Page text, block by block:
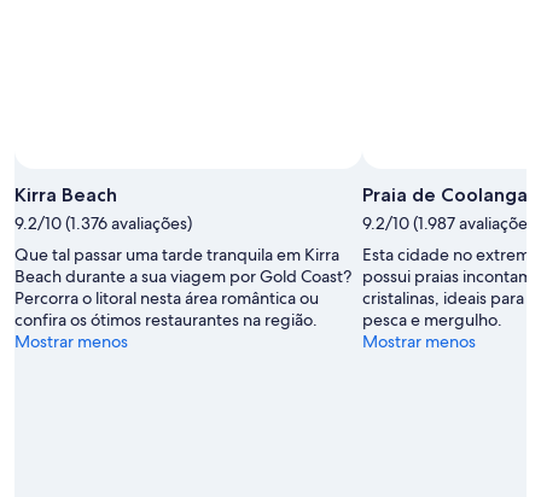
16
de
ago.
Kirra Beach
9.2/10 (1.376 avaliações)
Que tal passar uma tarde tranquila em Kirra
Beach durante a sua viagem por Gold Coast?
Percorra o litoral nesta área romântica ou
confira os ótimos restaurantes na região.
Mostrar menos
Praia de
9.2/10 (1.987 avaliações)
Esta cidade no
possui praias
cristalinas, ideais para
pesca e mergulho.
Mostrar menos